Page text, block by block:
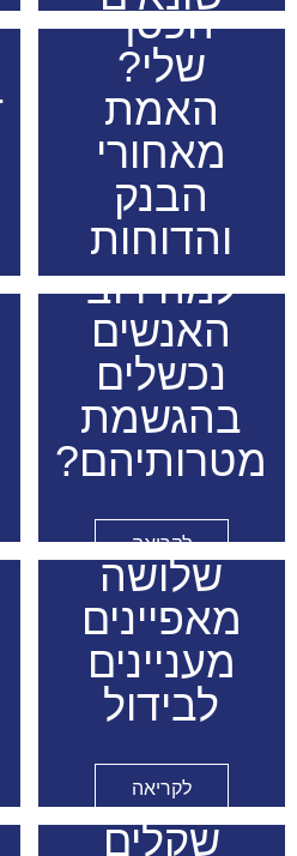
לקריאה
הכסף
שלי?
האמת
מאחורי
הבנק
והדוחות
לקריאה
למה רוב
האנשים
נכשלים
בהגשמת
מטרותיהם?
לקריאה
שלושה
מאפיינים
מעניינים
לבידול
לקריאה
שילמתי
500
שקלים